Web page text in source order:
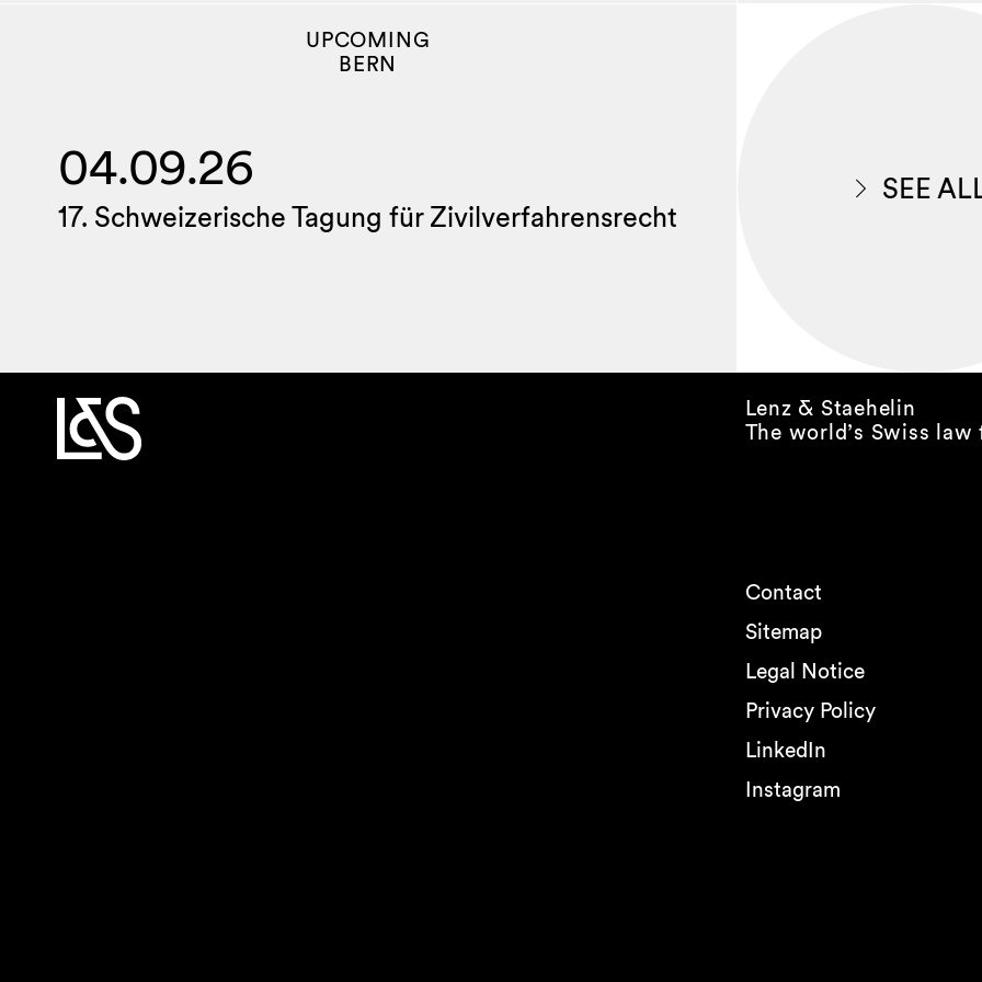
UPCOMING
BERN
04.09.26
17. Schweizerische Tagung für Zivilverfahrensrecht
SEE
Lenz & Staehelin
The world’s Swiss law
Contact
Sitemap
Legal Notice
Privacy Policy
LinkedIn
Instagram